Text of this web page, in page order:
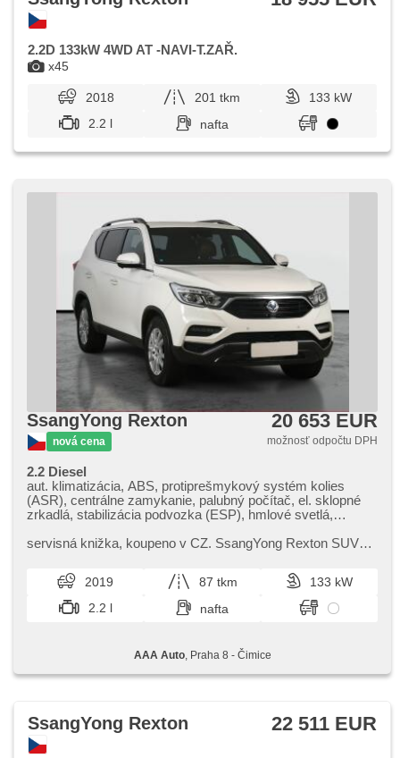
x45
2.2D 133kW 4WD AT -NAVI-T.ZAŘ.
2018 201 tkm
133 kW
2.2 l
nafta
SsangYong Rexton
nová cena
20 653 EUR
možnosť odpočtu DPH
2.2 Diesel
aut. klimatizácia, ABS, protiprešmykový systém kolies
(ASR), centrálne zamykanie, palubný počítač, el. sklopné
zrkadlá, stabilizácia podvozka (ESP), hmlové svetlá,
štartovanie tlačítkom, ťažné zariadenie, senzor tlaku v
vyhrievaný volant, stráženie jazdného pruhu, parkovací
asistent, el. zrkadlá, posilňovač riadenia, el. okná, strešný
nosič, strešné okno, autorádio, aut. prevodovka, pohon 4 x 4
servisná knižka,​ koupeno v CZ. SsangYong Rexton SUV
rodinné i terénní...
2019 87 tkm
133 kW
2.2 l
nafta
AAA Auto, Praha 8 - Čimice
SsangYong Rexton 22 511 EUR